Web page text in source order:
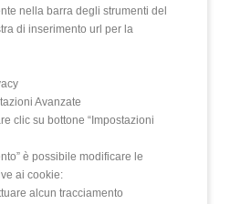
nella barra degli strumenti del
di inserimento url per la
Avanzate
clic su bottone “Impostazioni
è possibile modificare le
ai cookie:
alcun tracciamento